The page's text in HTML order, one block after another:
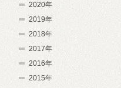
2020年
2019年
2018年
2017年
2016年
2015年